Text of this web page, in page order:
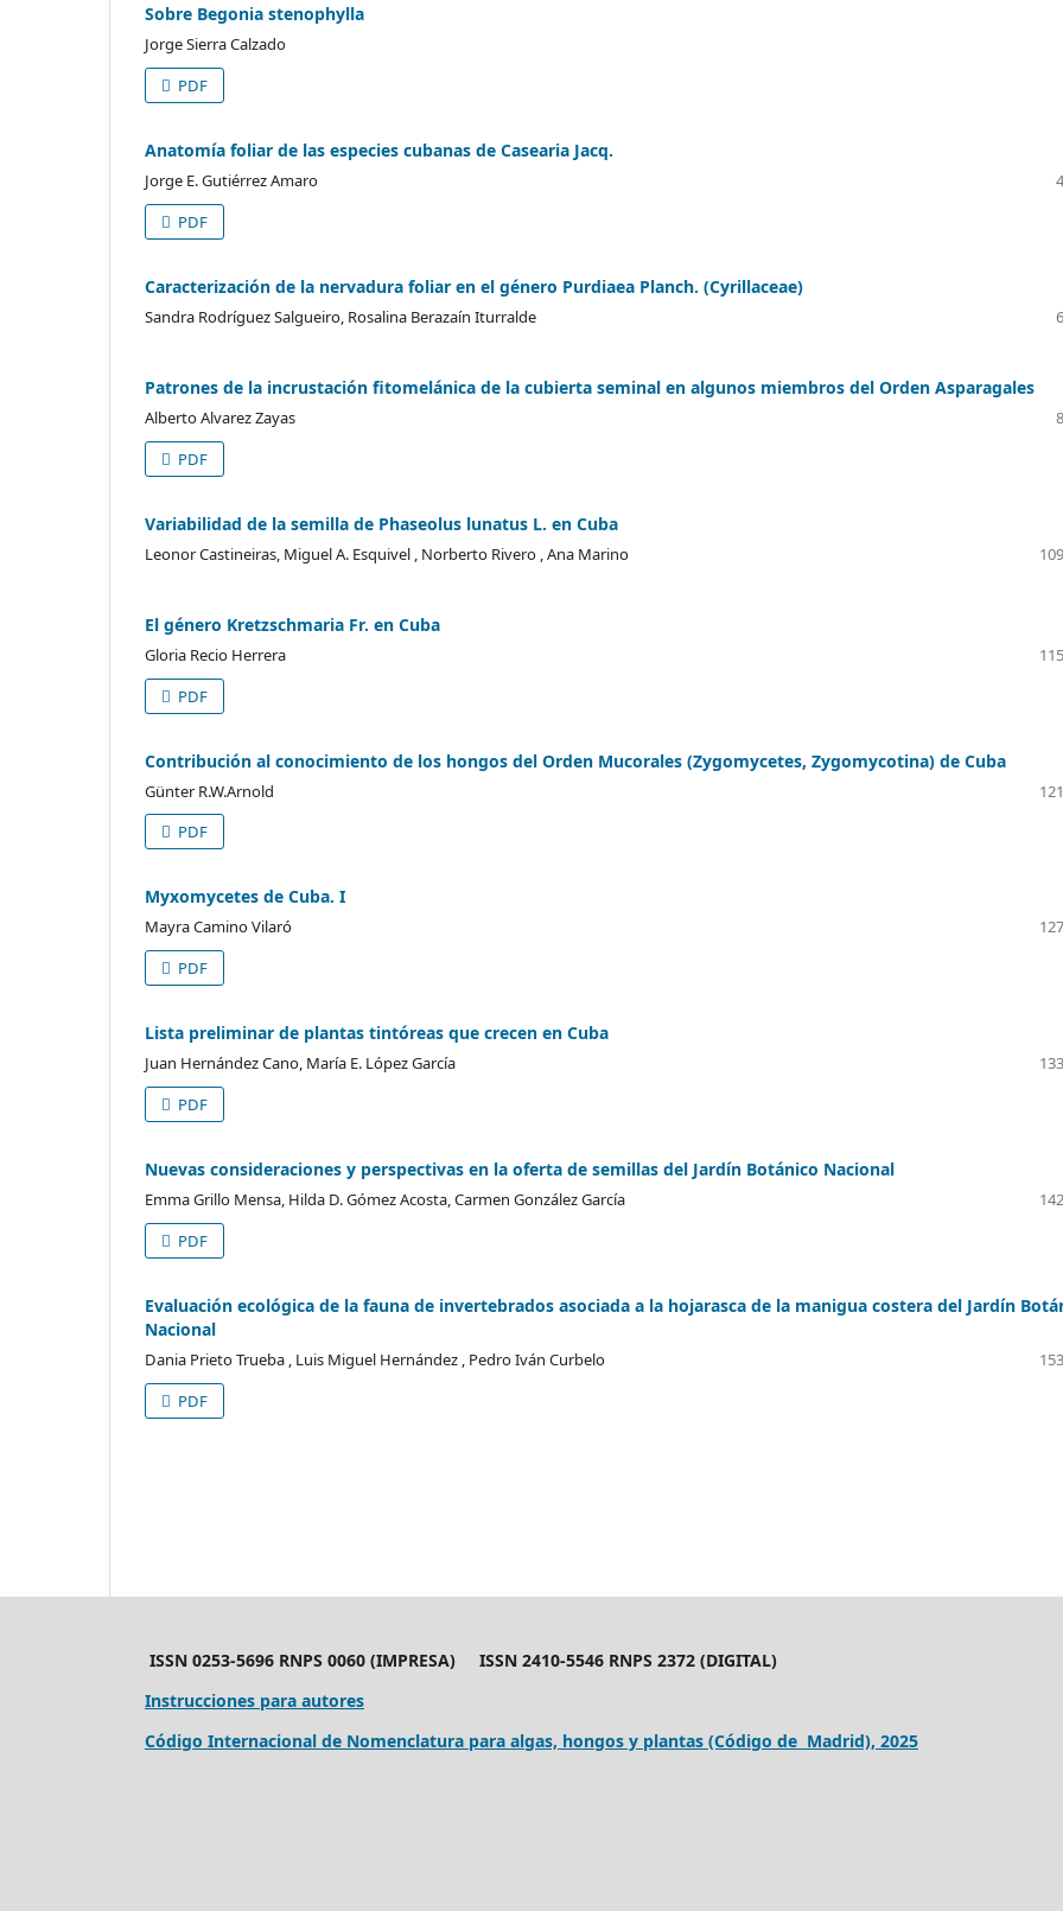
Sobre Begonia stenophylla
Jorge Sierra Calzado
PDF
Anatomía foliar de las especies cubanas de Casearia Jacq.
Jorge E. Gutiérrez Amaro
PDF
Caracterización de la nervadura foliar en el género Purdiaea Planch. (Cyrillaceae)
Sandra Rodríguez Salgueiro, Rosalina Berazaín Iturralde
Patrones de la incrustación fitomelánica de la cubierta seminal en algunos miembros del Orden Asparagales
Alberto Alvarez Zayas
PDF
Variabilidad de la semilla de Phaseolus lunatus L. en Cuba
Leonor Castineiras, Miguel A. Esquivel , Norberto Rivero , Ana Marino
El género Kretzschmaria Fr. en Cuba
Gloria Recio Herrera
PDF
Contribución al conocimiento de los hongos del Orden Mucorales (Zygomycetes, Zygomycotina) de Cuba
Günter R.W.Arnold
PDF
Myxomycetes de Cuba. I
Mayra Camino Vilaró
PDF
Lista preliminar de plantas tintóreas que crecen en Cuba
Juan Hernández Cano, María E. López García
PDF
Nuevas consideraciones y perspectivas en la oferta de semillas del Jardín Botánico Nacional
Emma Grillo Mensa, Hilda D. Gómez Acosta, Carmen González García
PDF
Evaluación ecológica de la fauna de invertebrados asociada a la hojarasca de la manigua costera del Jardín
Nacional
Dania Prieto Trueba , Luis Miguel Hernández , Pedro Iván Curbelo
PDF
ISSN 0253-5696 RNPS 0060 (IMPRESA) ISSN 2410-5546 RNPS 2372 (DIGITAL)
Instrucciones para autores
Código Internacional de Nomenclatura para algas, hongos y plantas (Código de Madrid), 2025